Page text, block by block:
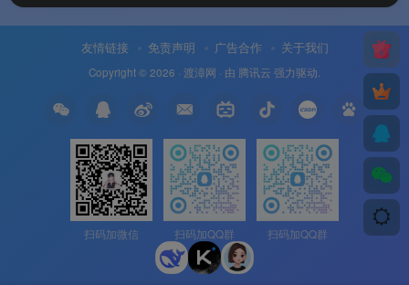
友情链接 免责声明 广告合作 关于我们
Copyright © 2026 · 渡漳网 · 由 腾讯云 强力驱动.
扫码加微信 扫码加QQ群 扫码加QQ群